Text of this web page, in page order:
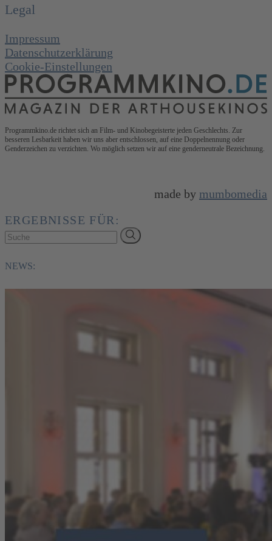
Legal
Impressum
Datenschutzerklärung
Cookie-Einstellungen
Programmkino.de richtet sich an Film- und Kinobegeisterte jeden Geschlechts. Zur
besseren Lesbarkeit haben wir uns aber entschlossen, auf eine Doppelnennung oder
Genderzeichen zu verzichten. Wo möglich setzen wir auf eine genderneutrale Bezeichnung.
made by mumbomedia
ERGEBNISSE FÜR:
NEWS: